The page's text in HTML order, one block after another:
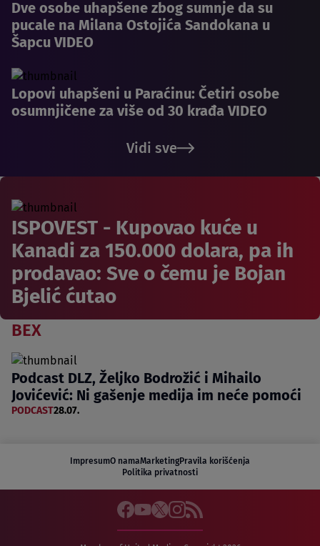
Dve osobe uhapšene zbog sumnje da su
pucale na Milana Ostojića Sandokana u
Šapcu VIDEO
Lopovi uhapšeni u Paraćinu: Četiri osobe
osumnjičene za više od 30 krađa VIDEO
Vidi sve
ISPOVEST - Kupovao kuće u
Kanadi za 150.000 dolara, pa ih
prodavao: Sve o čemu je Bojan
Bjelić ćutao
BEX
Podcast DLZ, Željko Bodrožić i Mihailo
Jovićević: Ni gašenje medija im neće pomoći
PODCAST28.07.
ImpresumO namaMarketingPravila korišćenja
Politika privatnosti